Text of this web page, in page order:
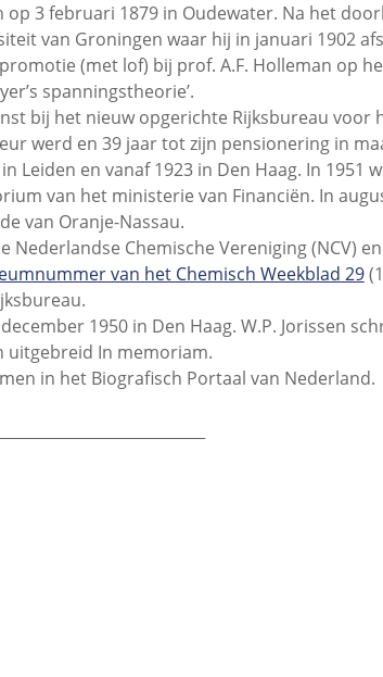
3 februari 1879 in Oudewater. Na het
van Groningen waar hij in januari 1902
(met lof) bij prof. A.F. Holleman op
spanningstheorie’.
bij het nieuw opgerichte Rijksbureau voor
werd en 39 jaar tot zijn pensionering in
Leiden en vanaf 1923 in Den Haag. In 1951
van het ministerie van Financiën. In
van Oranje-Nassau.
Nederlandse Chemische Vereniging (NCV)
van het Chemisch Weekblad 29
1950 in Den Haag. W.P. Jorissen
uitgebreid In memoriam.
in het Biografisch Portaal van Nederland.